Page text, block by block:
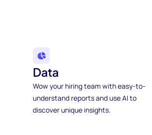
Data
Wow your hiring team with easy-to-
understand reports and use AI to
discover unique insights.